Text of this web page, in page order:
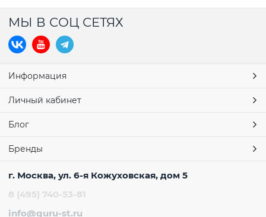
МЫ В СОЦ СЕТЯХ
Информация
Личный кабинет
Блог
Бренды
г. Москва, ул. 6-я Кожуховская, дом 5
8 (495) 740-53-81
info@guru-st.ru